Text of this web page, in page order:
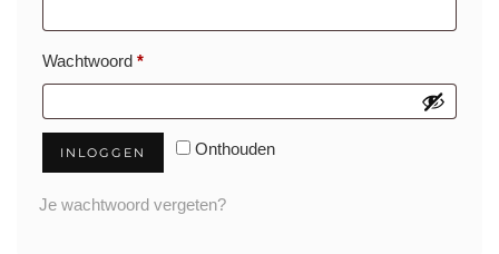
Wachtwoord *Vereist
Onthouden
INLOGGEN
Je wachtwoord vergeten?